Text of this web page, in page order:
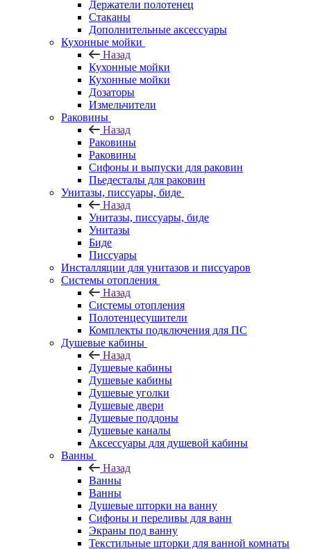
Держатели полотенец
Стаканы
Дополнительные аксессуары
Кухонные мойки
Назад
Кухонные мойки
Кухонные мойки
Дозаторы
Измельчители
Раковины
Назад
Раковины
Раковины
Сифоны и выпуски для раковин
Пьедесталы для раковин
Унитазы, писсуары, биде
Назад
Унитазы, писсуары, биде
Унитазы
Биде
Писсуары
Инсталляции для унитазов и писсуаров
Системы отопления
Назад
Системы отопления
Полотенцесушители
Комплекты подключения для ПС
Душевые кабины
Назад
Душевые кабины
Душевые кабины
Душевые уголки
Душевые двери
Душевые поддоны
Душевые каналы
Аксессуары для душевой кабины
Ванны
Назад
Ванны
Ванны
Душевые шторки на ванну
Сифоны и переливы для ванн
Экраны под ванну
Текстильные шторки для ванной комнаты